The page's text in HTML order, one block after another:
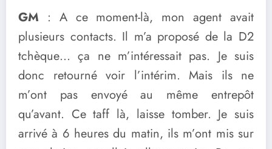
GM : A ce moment-là, mon agent avait
plusieurs contacts. Il m’a proposé de la D2
tchèque… ça ne m’intéressait pas. Je suis
donc retourné voir l’intérim. Mais ils ne
m’ont pas envoyé au même entrepôt
qu’avant. Ce taff là, laisse tomber. Je suis
arrivé à 6 heures du matin, ils m’ont mis sur